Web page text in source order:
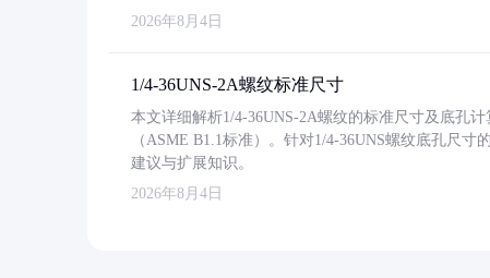
2026年8月4日
1/4-36UNS-2A螺纹标准尺寸
本文详细解析1/4-36UNS-2A螺纹的标准尺寸及底孔
（ASME B1.1标准）。针对1/4-36UNS螺纹底孔尺
建议与扩展知识。
2026年8月4日